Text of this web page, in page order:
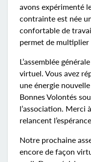
avons expérimenté
contrainte est née
confortable de
permet de multiplier
L’assemblée
virtuel. Vous avez
une énergie
Bonnes Volontés
l’association. Merci
relancent
Notre prochaine
encore de façon